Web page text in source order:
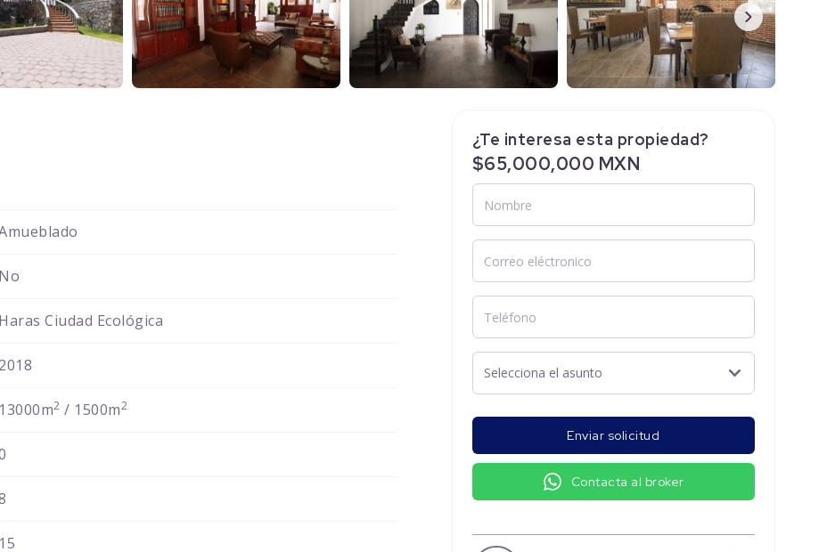
No
Haras Ciudad Ecológica
2018
13000m2 / 1500m2
15
¿Te interesa esta propiedad?
$65,000,000 MXN
Enviar solicitud
Contacta al broker